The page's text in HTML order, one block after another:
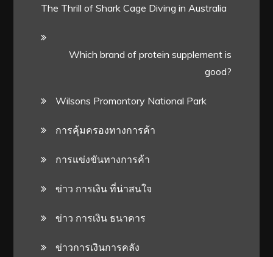
The Thrill of Shark Cage Diving in Australia
Which brand of protein supplement is
good?
Wilsons Promontory National Park
การคุ้มครองทางการค้า
การแข่งขันทางการค้า
ข่าว การเงิน ที่น่าสนใจ
ข่าว การเงิน ธนาคาร
ข่าวการเงินการคลัง